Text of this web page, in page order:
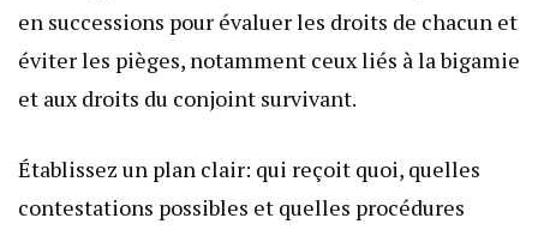
en successions pour évaluer les droits de chacun et
éviter les pièges, notamment ceux liés à la bigamie
et aux droits du conjoint survivant.
Établissez un plan clair: qui reçoit quoi, quelles
contestations possibles et quelles procédures